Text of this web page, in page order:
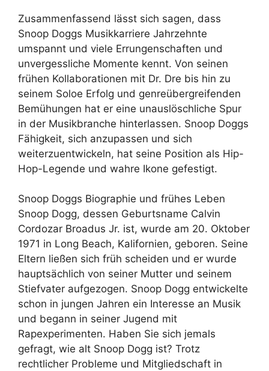
Zusammenfassend lässt sich sagen, dass
Snoop Doggs Musikkarriere Jahrzehnte
umspannt und viele Errungenschaften und
unvergessliche Momente kennt. Von seinen
frühen Kollaborationen mit Dr. Dre bis hin zu
seinem Soloe Erfolg und genreübergreifenden
Bemühungen hat er eine unauslöschliche Spur
in der Musikbranche hinterlassen. Snoop Doggs
Fähigkeit, sich anzupassen und sich
weiterzuentwickeln, hat seine Position als Hip-
Hop-Legende und wahre Ikone gefestigt.
Snoop Doggs Biographie und frühes Leben
Snoop Dogg, dessen Geburtsname Calvin
Cordozar Broadus Jr. ist, wurde am 20. Oktober
1971 in Long Beach, Kalifornien, geboren. Seine
Eltern ließen sich früh scheiden und er wurde
hauptsächlich von seiner Mutter und seinem
Stiefvater aufgezogen. Snoop Dogg entwickelte
schon in jungen Jahren ein Interesse an Musik
und begann in seiner Jugend mit
Rapexperimenten. Haben Sie sich jemals
gefragt, wie alt Snoop Dogg ist? Trotz
rechtlicher Probleme und Mitgliedschaft in